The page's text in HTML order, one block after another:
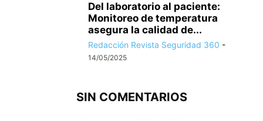
Del laboratorio al paciente:
Monitoreo de temperatura
asegura la calidad de...
Redacción Revista Seguridad 360 -
14/05/2025
SIN COMENTARIOS